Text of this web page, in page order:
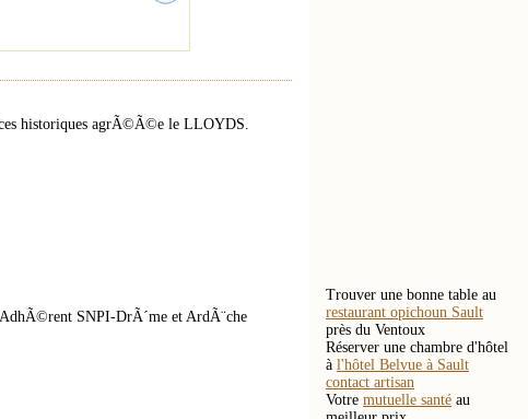
historiques agrÃ©Ã©e le LLOYDS.
SNPI-DrÃ´me et ArdÃ¨che
Trouver une bonne table au
restaurant opichoun Sault
près du Ventoux
Réserver une chambre d'hôtel
à l'hôtel Belvue à Sault
contact artisan
Votre mutuelle santé au